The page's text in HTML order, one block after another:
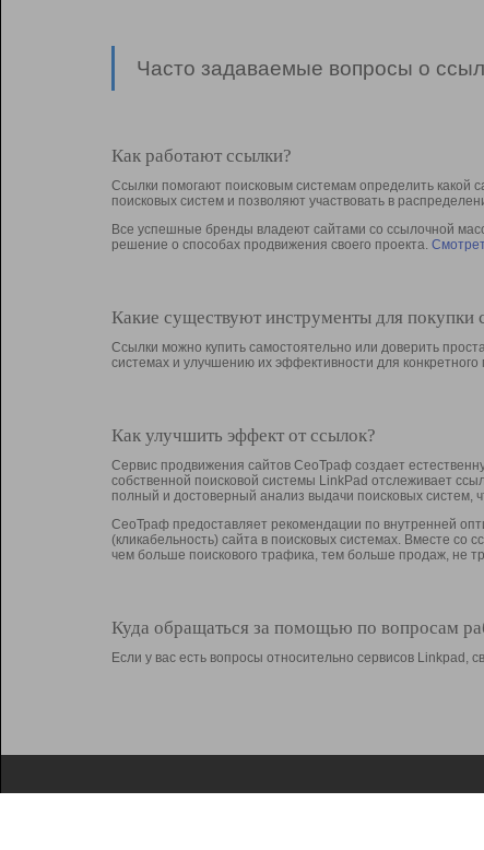
Часто задаваемые вопросы о
Как работают ссылки?
Ссылки помогают поисковым системам определить какой
поисковых систем и позволяют участвовать в
Все успешные бренды владеют сайтами со ссылочной
решение о способах продвижения своего проекта.
Какие существуют инструменты для покупки
Ссылки можно купить самостоятельно или доверить
системах и улучшению их эффективности для конкретного
Как улучшить эффект от ссылок?
Сервис продвижения сайтов СеоТраф создает
собственной поисковой системы LinkPad отслеживает
полный и достоверный анализ выдачи поисковых систем,
СеоТраф предоставляет рекомендации по внутренней
(кликабельность) сайта в поисковых системах. Вместе со
чем больше поискового трафика, тем больше продаж, не
Куда обращаться за помощью по вопросам
Если у вас есть вопросы относительно сервисов